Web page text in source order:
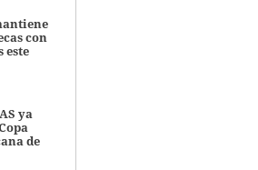
con
este
ya
de